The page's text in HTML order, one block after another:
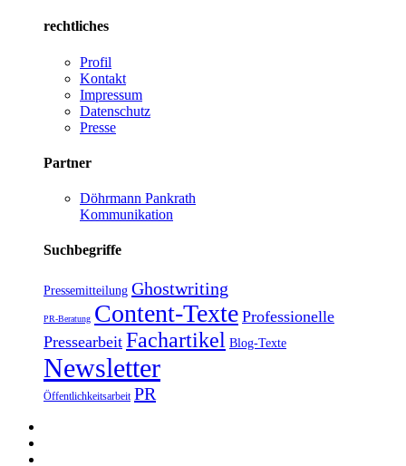
rechtliches
Profil
Kontakt
Impressum
Datenschutz
Presse
Partner
Döhrmann Pankrath
Kommunikation
Suchbegriffe
Pressemitteilung Ghostwriting
PR-Beratung Content-Texte Professionelle
Pressearbeit Fachartikel Blog-Texte
Newsletter
Öffentlichkeitsarbeit PR